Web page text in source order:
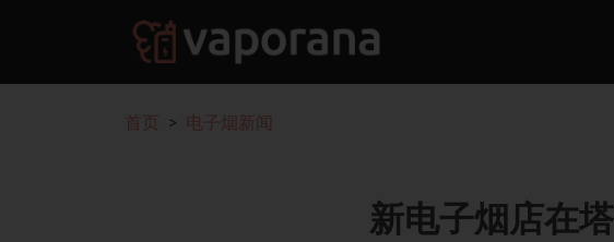
首页 电子烟新闻
新电子烟店在